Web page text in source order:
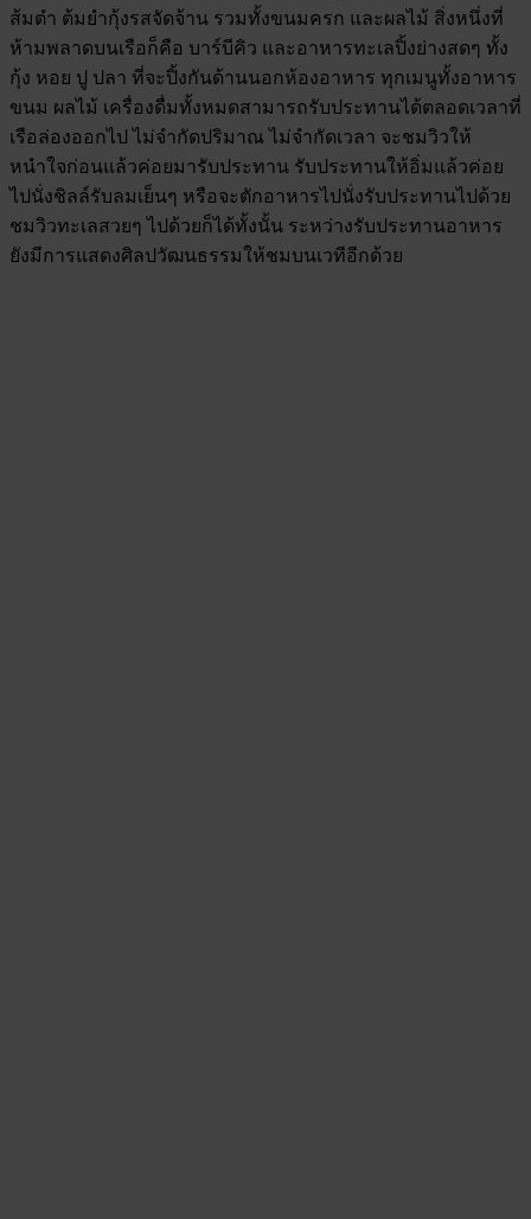
ส้มตำ ต้มยำกุ้งรสจัดจ้าน รวมทั้งขนมครก และผลไม้ สิ่งหนึ่งที่
ห้ามพลาดบนเรือก็คือ บาร์บีคิว และอาหารทะเลปิ้งย่างสดๆ ทั้ง
กุ้ง หอย ปู ปลา ที่จะปิ้งกันด้านนอกห้องอาหาร ทุกเมนูทั้งอาหาร
ขนม ผลไม้ เครื่องดื่มทั้งหมดสามารถรับประทานได้ตลอดเวลาที่
เรือล่องออกไป ไม่จำกัดปริมาณ ไม่จำกัดเวลา จะชมวิวให้
หนำใจก่อนแล้วค่อยมารับประทาน รับประทานให้อิ่มแล้วค่อย
ไปนั่งชิลล์รับลมเย็นๆ หรือจะตักอาหารไปนั่งรับประทานไปด้วย
ชมวิวทะเลสวยๆ ไปด้วยก็ได้ทั้งนั้น ระหว่างรับประทานอาหาร
ยังมีการแสดงศิลปวัฒนธรรมให้ชมบนเวทีอีกด้วย